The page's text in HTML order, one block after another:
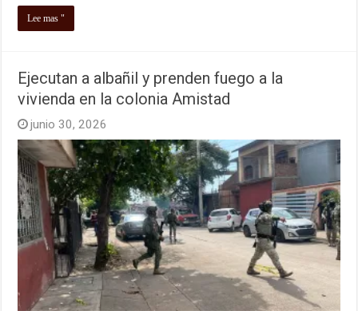
Lee mas "
Ejecutan a albañil y prenden fuego a la
vivienda en la colonia Amistad
junio 30, 2026